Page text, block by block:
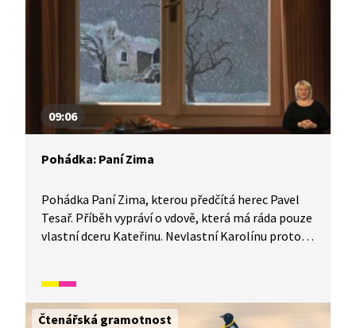
09:06
Pohádka: Paní Zima
Pohádka Paní Zima, kterou předčítá herec Pavel
Tesař. Příběh vypráví o vdově, která má ráda pouze
vlastní dceru Kateřinu. Nevlastní Karolínu proto
Karolína díky své laskavé povaze vrátí ověšená
zlatem.
Čtenářská gramotnost